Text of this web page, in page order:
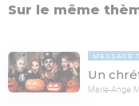
Sur le même
MESSAGE
Un
Marie-Ange